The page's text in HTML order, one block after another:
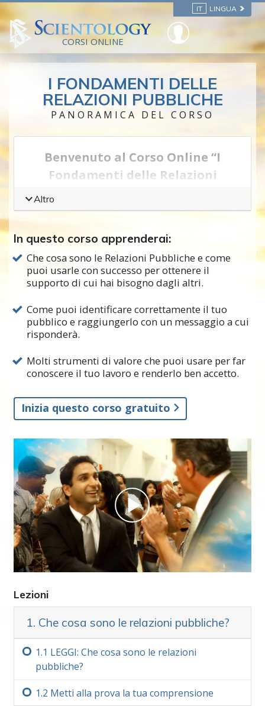
IT LINGUA
CORSI ONLINE
I FONDAMENTI DELLE
RELAZIONI PUBBLICHE
PANORAMICA DEL CORSO
Benvenuto al Corso Online “I
Fondamenti delle Relazioni
per comunicare le proprie idee e farle
accettare. Questa è un’abilità necessaria
quando si cerca di avere sostegno per
progetti e cose che si vogliono conseguire.
può pensare a giornali, TV o notiziari
radiofonici su qualcosa o qualcuno, ad
esempio un attore o un’attrice che promuove i
suoi prossimi film. Oppure avete visto
persone e organizzazioni che cercano di usare
sbagliato, ad esempio le false promesse di un
politico che mira solo a ottenere voti. Oppure
cambiare ciò che la gente pensa delle sue
attività disoneste.
In verità, le relazioni pubbliche sono qualcosa
da usare per ottenere il sostegno degli altri
per progetti, organizzazioni o attività.
Le persone che hanno scritto e parlato di
relazioni pubbliche in passato non
comprendevano certe cose fondamentali
importanti scoperte hanno reso possibile
utile ed efficace.
Le opere di L. Ron Hubbard in questo campo
fanno delle Relazioni Pubbliche qualcosa che
qualunque gruppo e qualunque persona
possono utilizzare con facilità. Sebbene i vari
Altro
In questo corso apprenderai:
Che cosa sono le Relazioni Pubbliche e come
puoi usarle con successo per ottenere il
supporto di cui hai bisogno dagli altri.
Come puoi identificare correttamente il tuo
pubblico e raggiungerlo con un messaggio a cui
risponderà.
Molti strumenti di valore che puoi usare per far
conoscere il tuo lavoro e renderlo ben accetto.
Inizia questo corso gratuito
Lezioni
1. Che cosa sono le relazioni pubbliche?
LEGGI: Che cosa sono le relazioni
pubbliche?
Metti alla prova la tua comprensione